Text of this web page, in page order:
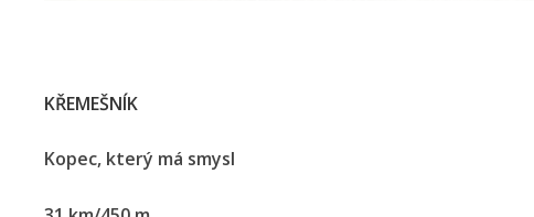
KŘEMEŠNÍK
Kopec, který má smysl